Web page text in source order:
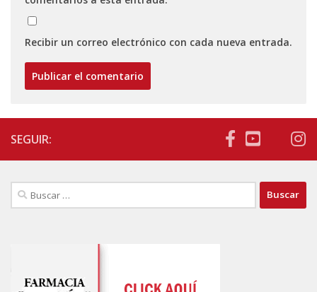
Recibir un correo electrónico con cada nueva entrada.
SEGUIR:
Buscar: